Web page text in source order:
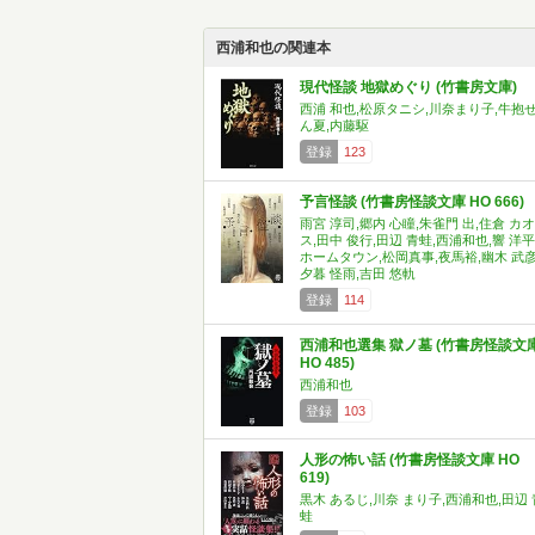
西浦和也の関連本
現代怪談 地獄めぐり (竹書房文庫)
西浦 和也,松原タニシ,川奈まり子,牛抱
ん夏,内藤駆
登録
123
予言怪談 (竹書房怪談文庫 HO 666)
雨宮 淳司,郷内 心瞳,朱雀門 出,住倉 カオ
ス,田中 俊行,田辺 青蛙,西浦和也,響 洋平,
ホームタウン,松岡真事,夜馬裕,幽木 武
夕暮 怪雨,吉田 悠軌
登録
114
西浦和也選集 獄ノ墓 (竹書房怪談文
HO 485)
西浦和也
登録
103
人形の怖い話 (竹書房怪談文庫 HO
619)
黒木 あるじ,川奈 まり子,西浦和也,田辺
蛙